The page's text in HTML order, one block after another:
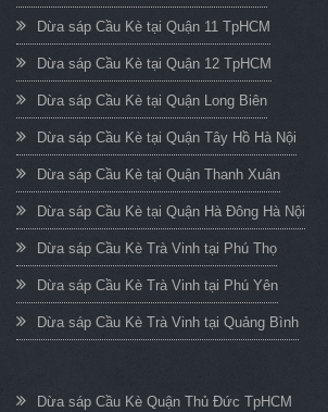
Dừa sáp Cầu Kè tại Quận 11 TpHCM
Dừa sáp Cầu Kè tại Quận 12 TpHCM
Dừa sáp Cầu Kè tại Quận Long Biên
Dừa sáp Cầu Kè tại Quận Tây Hồ Hà Nội
Dừa sáp Cầu Kè tại Quận Thanh Xuân
Dừa sáp Cầu Kè tại Quận Hà Đông Hà Nội
Dừa sáp Cầu Kè Trà Vinh tại Phú Thọ
Dừa sáp Cầu Kè Trà Vinh tại Phú Yên
Dừa sáp Cầu Kè Trà Vinh tại Quảng Bình
Dừa sáp Cầu Kè Quận Thủ Đức TpHCM